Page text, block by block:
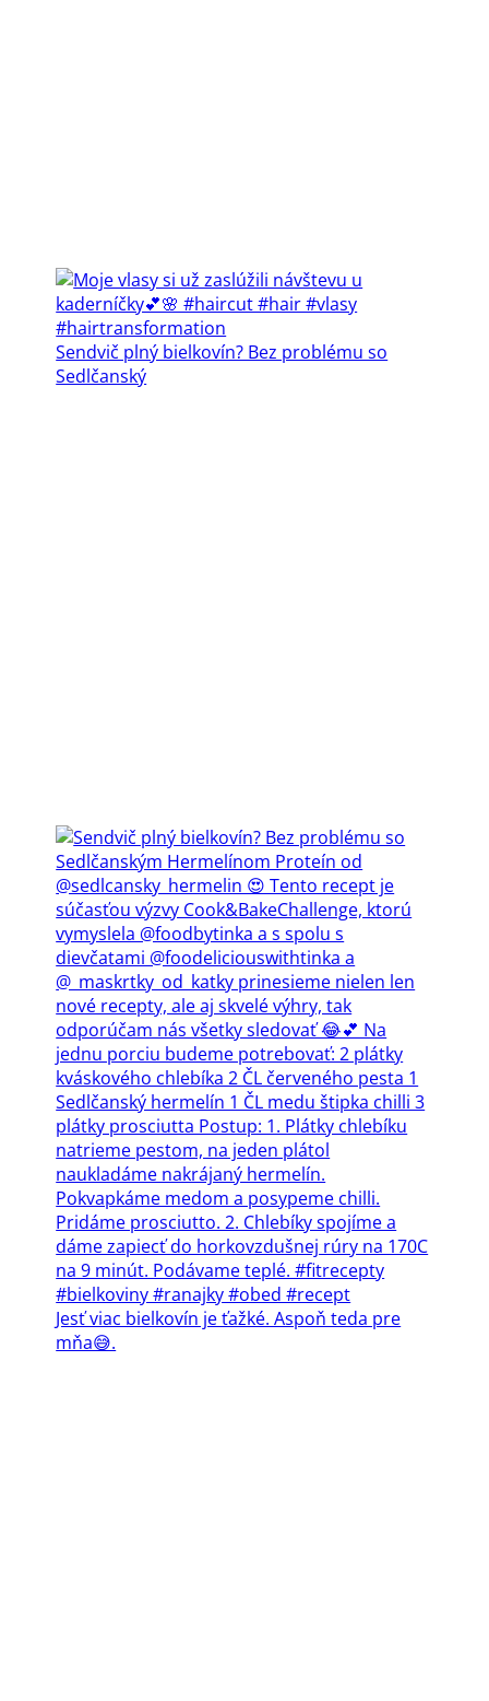
Sendvič plný bielkovín? Bez problému so
Sedlčanský
Jesť viac bielkovín je ťažké. Aspoň teda pre
mňa😅.